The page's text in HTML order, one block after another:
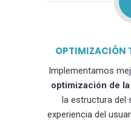
OPTIMIZACIÓN
Implementamos
optimización de
la estructura del
experiencia del